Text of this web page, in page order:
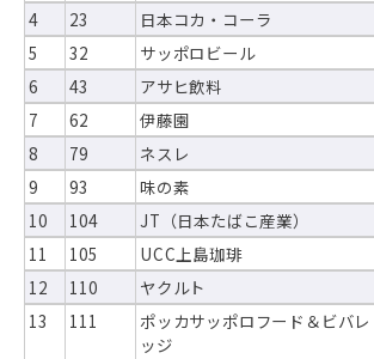
4
23 日本コカ・コーラ
5
32 サッポロビール
6
43 アサヒ飲料
7
62 伊藤園
8
79 ネスレ
9
93 味の素
10
104 JT（日本たばこ産業）
11
105 UCC上島珈琲
12
110 ヤクルト
13
111
ポッカサッポロフード＆ビバレ
ッジ